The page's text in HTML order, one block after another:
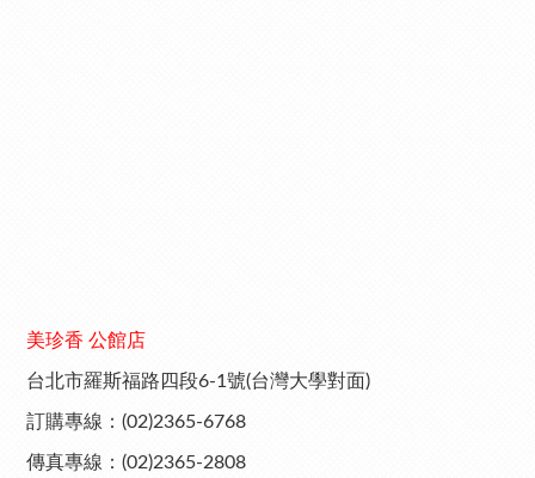
美珍香 公館店
台北市羅斯福路四段6-1號(台灣大學對面)
訂購專線：(02)2365-6768
傳真專線：(02)2365-2808